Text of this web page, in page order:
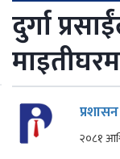
दुर्गा
२०८१